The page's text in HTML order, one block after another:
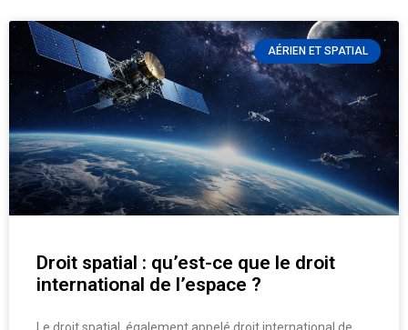
AÉRIEN ET SPATIAL
Droit spatial : qu’est-ce que le droit
international de l’espace ?